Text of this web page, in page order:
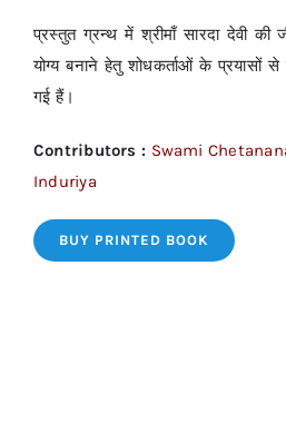
प्रस्तुत ग्रन्थ में श्रीमाँ सारदा देवी
योग्य बनाने हेतु शोधकर्ताओं के प्रयासों
गई हैं।
Contributors : Swami
Induriya
BUY PRINTED BOOK